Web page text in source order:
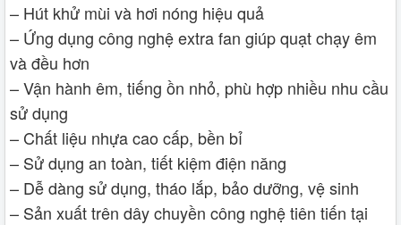
– Hút khử mùi và hơi nóng hiệu quả
– Ứng dụng công nghệ extra fan giúp quạt chạy êm
và đều hơn
– Vận hành êm, tiếng ồn nhỏ, phù hợp nhiều nhu cầu
sử dụng
– Chất liệu nhựa cao cấp, bền bỉ
– Sử dụng an toàn, tiết kiệm điện năng
– Dễ dàng sử dụng, tháo lắp, bảo dưỡng, vệ sinh
– Sản xuất trên dây chuyền công nghệ tiên tiến tại